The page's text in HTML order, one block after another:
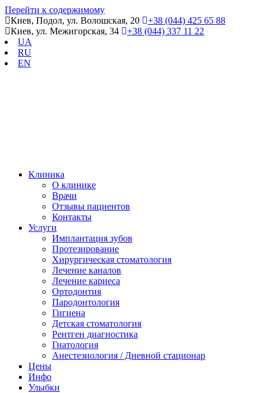
Перейти к содержимому
Киев, Подол, ул. Волошская, 20
+38 (044) 425 65 88
Киев, ул. Межигорская, 34
+38 (044) 337 11 22
UA
RU
EN
Клиника
О клинике
Врачи
Отзывы пациентов
Контакты
Услуги
Имплантация зубов
Протезирование
Хирургическая стоматология
Лечение каналов
Лечение кариеса
Ортодонтия
Пародонтология
Гигиена
Детская стоматология
Рентген диагностика
Гнатология
Анестезиология / Дневной стационар
Цены
Инфо
Улыбки